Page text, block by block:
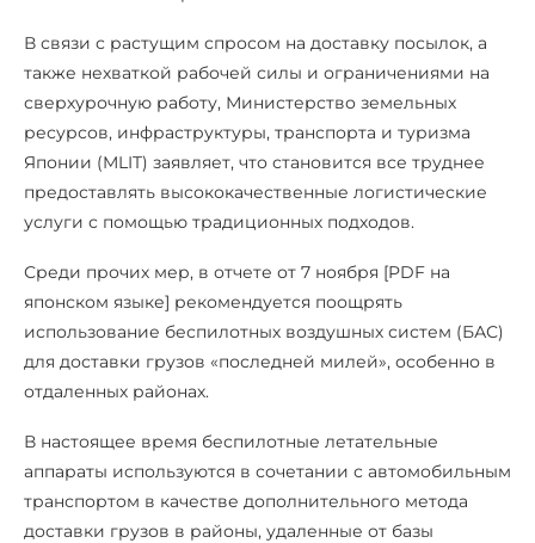
В связи с растущим спросом на доставку посылок, а
также нехваткой рабочей силы и ограничениями на
сверхурочную работу, Министерство земельных
ресурсов, инфраструктуры, транспорта и туризма
Японии (MLIT) заявляет, что становится все труднее
предоставлять высококачественные логистические
услуги с помощью традиционных подходов.
Среди прочих мер, в отчете от 7 ноября [PDF на
японском языке] рекомендуется поощрять
использование беспилотных воздушных систем (БАС)
для доставки грузов «последней милей», особенно в
отдаленных районах.
В настоящее время беспилотные летательные
аппараты используются в сочетании с автомобильным
транспортом в качестве дополнительного метода
доставки грузов в районы, удаленные от базы